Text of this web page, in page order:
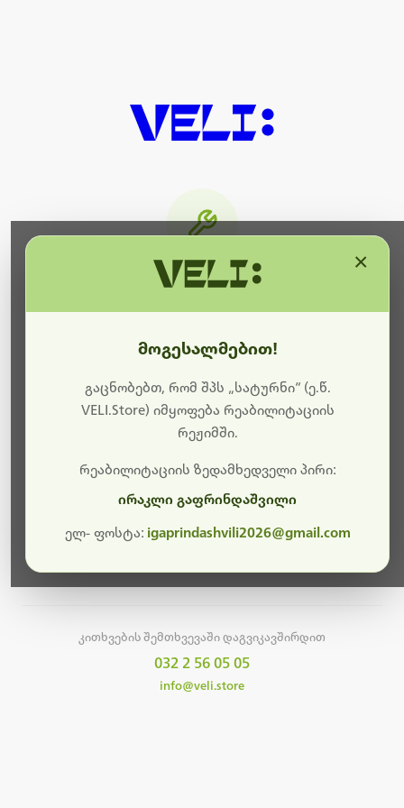
ბოდიშს გიხდით შეფერხებისთვის. ამჟამად
მიმდინარეობს საიტის განახლება და ტექნიკური
სამუშაოები.
მალე ისევ ხელმისაწვდომი იქნება. გმადლობთ
კითხვების შემთხვევაში დაგვიკავშირდით
032 2 56 05 05
info@veli.store
მოგესალმებით!
გაცნობებთ, რომ შპს „სატურნი“ (ე.წ.
VELI.Store) იმყოფება რეაბილიტაციის
რეჟიმში.
რეაბილიტაციის ზედამხედველი პირი:
ირაკლი გაფრინდაშვილი
ელ- ფოსტა: igaprindashvili2026@gmail.com
×